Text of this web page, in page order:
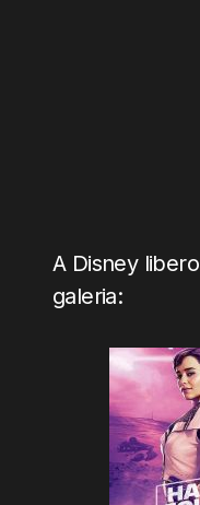
A Disney
galeria: